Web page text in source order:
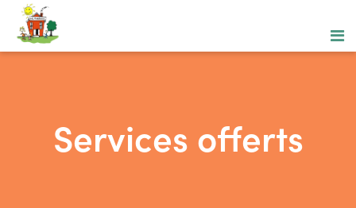
Services offerts